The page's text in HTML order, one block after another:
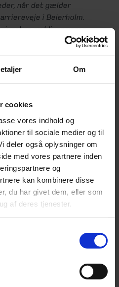
Om
cookies
vores indhold og
til sociale medier og til
deler også oplysninger om
med vores partnere inden
og
kan kombinere disse
du har givet dem, eller som
af deres tjenester.
når det gælder
i Beierholm.
er og bliver vores
og er således også et
vores position som de
bidrag til at forme
af Danmarks
hvert år Danmarks bedste
kategorierne mindre,
med over 500
desuden to gange
bedste arbejdsplads